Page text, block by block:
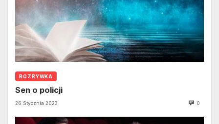
ROZRYWKA
Sen o policji
26 Stycznia 2023 0